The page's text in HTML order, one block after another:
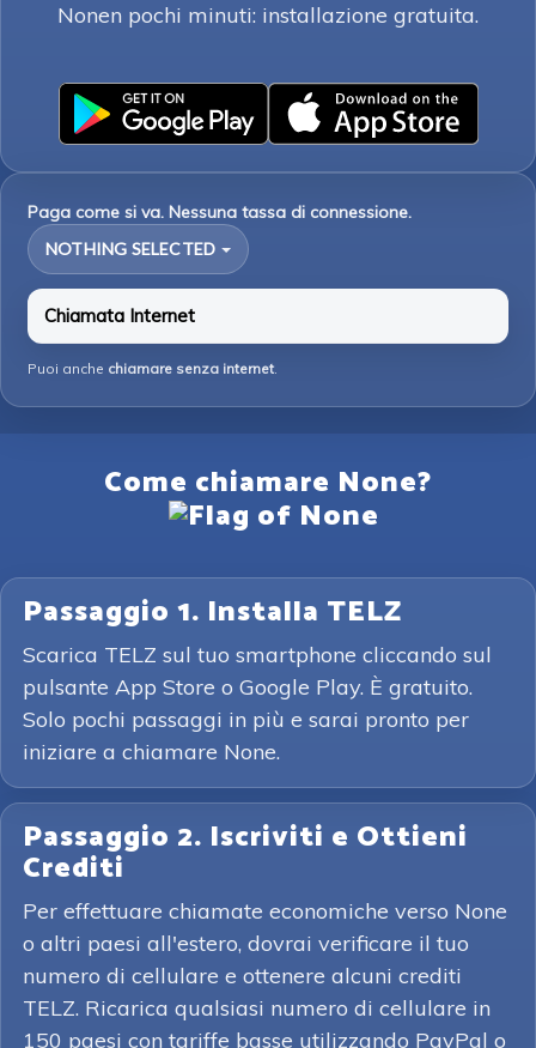
Nonen pochi minuti: installazione gratuita.
Paga come si va. Nessuna tassa di connessione.
NOTHING SELECTED
Chiamata Internet
Puoi anche chiamare senza internet.
Come chiamare None?
Passaggio 1. Installa TELZ
Scarica TELZ sul tuo smartphone cliccando sul
pulsante App Store o Google Play. È gratuito.
Solo pochi passaggi in più e sarai pronto per
iniziare a chiamare None.
Passaggio 2. Iscriviti e Ottieni
Crediti
Per effettuare chiamate economiche verso None
o altri paesi all'estero, dovrai verificare il tuo
numero di cellulare e ottenere alcuni crediti
TELZ. Ricarica qualsiasi numero di cellulare in
150 paesi con tariffe basse utilizzando PayPal o